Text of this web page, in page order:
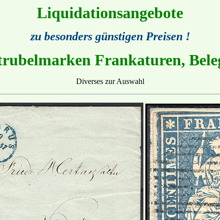
Liquidationsangebote
zu besonders günstigen Preisen !
Frankaturen,
Diverses zur Auswahl